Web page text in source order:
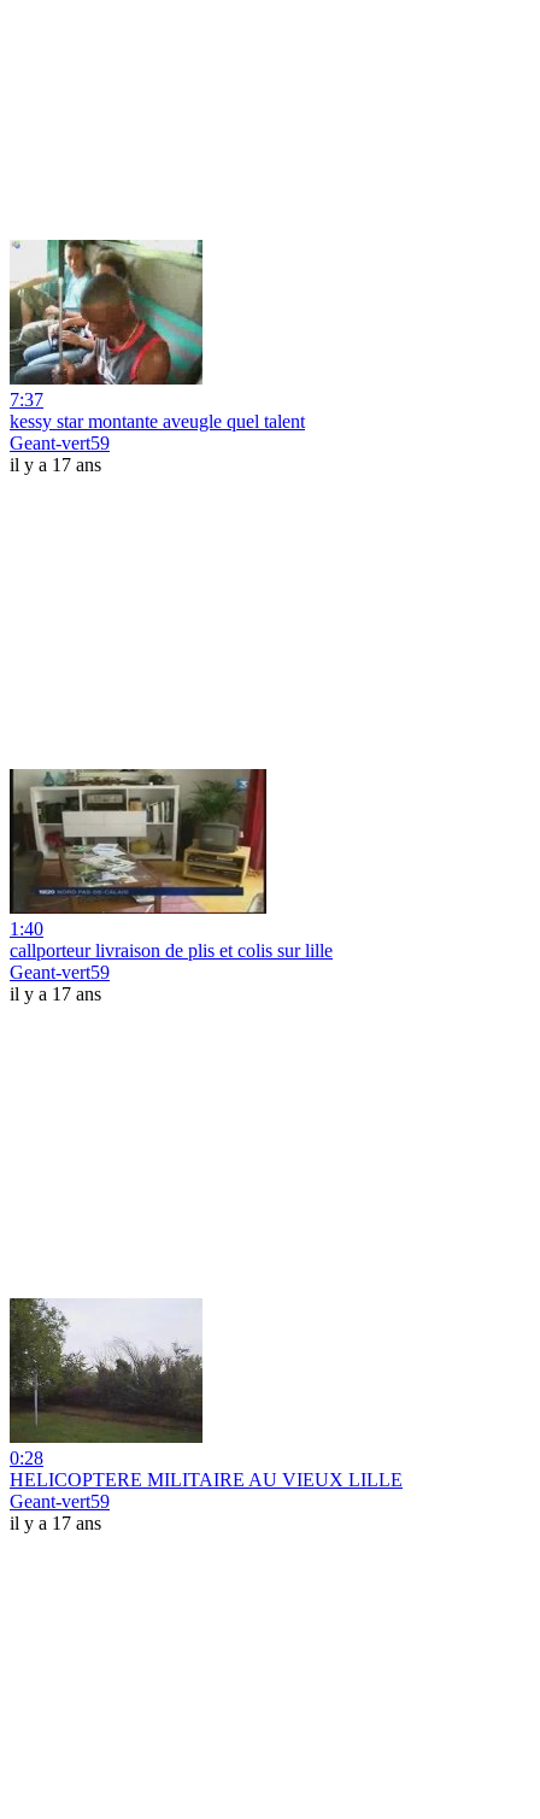
7:37
kessy star montante aveugle quel talent
Geant-vert59
il y a 17 ans
1:40
callporteur livraison de plis et colis sur lille
Geant-vert59
il y a 17 ans
0:28
HELICOPTERE MILITAIRE AU VIEUX LILLE
Geant-vert59
il y a 17 ans